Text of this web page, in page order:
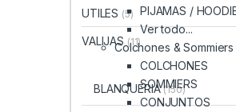
PIJAMAS /
Ver todo...
Colchones & Sommiers
COLCHONES
SOMMIERS
CONJUNTOS
UTILES (5)
VALIJAS (11)
BLANQUERIA(150)